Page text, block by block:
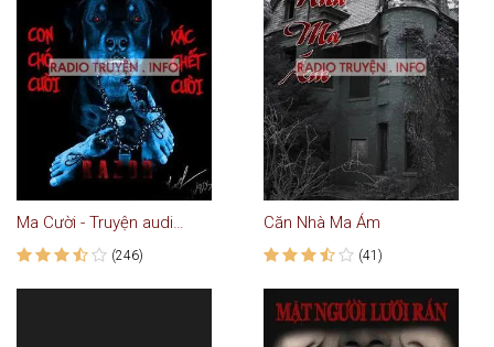
Ma Cười - Truyện audio kinh dị
(246)
Căn Nhà Ma Ám
(41)